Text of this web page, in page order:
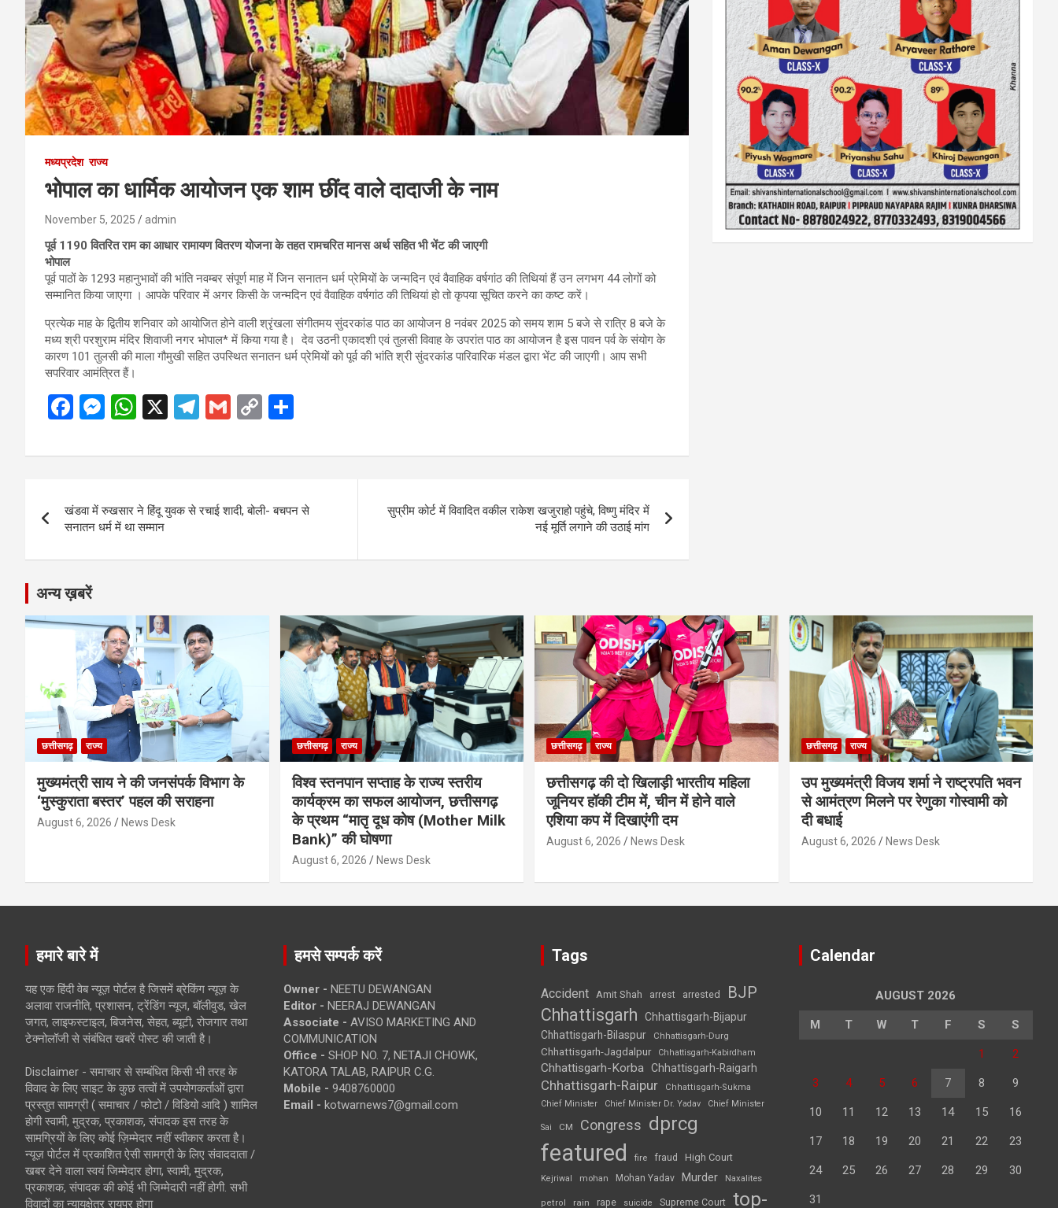
मध्यप्रदेश राज्य
भोपाल का धार्मिक आयोजन एक शाम छींद वाले दादाजी के नाम
November 5, 2025 admin
पूर्व 1190 वितरित राम का आधार रामायण वितरण योजना के तहत रामचरित मानस अर्थ सहित भी भेंट की जाएगी
भोपाल
पूर्व पाठों के 1293 महानुभावों की भांति नवम्बर संपूर्ण माह में जिन सनातन धर्म प्रेमियों के जन्मदिन एवं वैवाहिक वर्षगांठ की तिथियां हैं उन लगभग 44 लोगों को
सम्मानित किया जाएगा । आपके परिवार में अगर किसी के जन्मदिन एवं वैवाहिक वर्षगांठ की तिथियां हो तो कृपया सूचित करने का कष्ट करें।
प्रत्येक माह के द्वितीय शनिवार को आयोजित होने वाली श्रृंखला संगीतमय सुंदरकांड पाठ का आयोजन 8 नवंबर 2025 को समय शाम 5 बजे से रात्रि 8 बजे के
मध्य श्री परशुराम मंदिर शिवाजी नगर भोपाल* में किया गया है। देव उठनी एकादशी एवं तुलसी विवाह के उपरांत पाठ का आयोजन है इस पावन पर्व के संयोग के
कारण 101 तुलसी की माला गौमुखी सहित उपस्थित सनातन धर्म प्रेमियों को पूर्व की भांति श्री सुंदरकांड पारिवारिक मंडल द्वारा भेंट की जाएगी। आप सभी
सपरिवार आमंत्रित हैं।
F
ce
o
o
k
M
se
g
er
W
at
A
p
p
X
T
e
a
G
ail
C
py
n
ar
navigation
खंडवा में रुखसार ने हिंदू युवक से रचाई शादी, बोली- बचपन से
सनातन धर्म में था सम्मान
सुप्रीम कोर्ट में विवादित वकील राकेश खजुराहो पहुंचे, विष्णु मंदिर में
नई मूर्ति लगाने की उठाई मांग
अन्य ख़बरें
छत्तीसगढ़ राज्य
मुख्यमंत्री साय ने की जनसंपर्क विभाग के
‘मुस्कुराता बस्तर’ पहल की सराहना
August 6, 2026 News Desk
छत्तीसगढ़ राज्य
विश्व स्तनपान सप्ताह के राज्य स्तरीय
कार्यक्रम का सफल आयोजन, छत्तीसगढ़
के प्रथम “मातृ दूध कोष (Mother Milk
Bank)” की घोषणा
August 6, 2026 News Desk
छत्तीसगढ़ राज्य
छत्तीसगढ़ की दो खिलाड़ी भारतीय महिला
जूनियर हॉकी टीम में, चीन में होने वाले
एशिया कप में दिखाएंगी दम
August 6, 2026 News Desk
छत्तीसगढ़ राज्य
उप मुख्यमंत्री विजय शर्मा ने राष्ट्रपति भवन
से आमंत्रण मिलने पर रेणुका गोस्वामी को
दी बधाई
August 6, 2026 News Desk
हमारे बारे में
यह एक हिंदी वेब न्यूज़ पोर्टल है जिसमें ब्रेकिंग न्यूज़ के
अलावा राजनीति, प्रशासन, ट्रेंडिंग न्यूज, बॉलीवुड, खेल
जगत, लाइफस्टाइल, बिजनेस, सेहत, ब्यूटी, रोजगार तथा
टेक्नोलॉजी से संबंधित खबरें पोस्ट की जाती है।
Disclaimer - समाचार से सम्बंधित किसी भी तरह के
विवाद के लिए साइट के कुछ तत्वों में उपयोगकर्ताओं द्वारा
प्रस्तुत सामग्री ( समाचार / फोटो / विडियो आदि ) शामिल
होगी स्वामी, मुद्रक, प्रकाशक, संपादक इस तरह के
सामग्रियों के लिए कोई ज़िम्मेदार नहीं स्वीकार करता है।
न्यूज़ पोर्टल में प्रकाशित ऐसी सामग्री के लिए संवाददाता /
खबर देने वाला स्वयं जिम्मेदार होगा, स्वामी, मुद्रक,
प्रकाशक, संपादक की कोई भी जिम्मेदारी नहीं होगी. सभी
विवादों का न्यायक्षेत्र रायपुर होगा
हमसे सम्पर्क करें
Owner - NEETU DEWANGAN
Editor - NEERAJ DEWANGAN
Associate - AVISO MARKETING AND
COMMUNICATION
Office - SHOP NO. 7, NETAJI CHOWK,
KATORA TALAB, RAIPUR C.G.
Mobile - 9408760000
Email - kotwarnews7@gmail.com
Tags
Accident Amit Shah arrest arrested BJP
Chhattisgarh
Chhattisgarh-Bijapur
Chhattisgarh-Bilaspur
Chhattisgarh-Durg
Chhattisgarh-Jagdalpur Chhattisgarh-Kabirdham
Chhattisgarh-Korba Chhattisgarh-Raigarh
Chhattisgarh-Raipur
Chhattisgarh-Sukma
Chief Minister
Chief Minister Dr. Yadav Chief Minister
Sai CM Congress dprcg
featured fire fraud High Court
Kejriwal mohan Mohan Yadav Murder Naxalites
petrol rain rape suicide Supreme Court top-
Calendar
AUGUST 2026
M T W T F S S
1 2
3 4 5 6 7 8 9
10 11 12 13 14 15 16
17 18 19 20 21 22 23
24 25 26 27 28 29 30
31